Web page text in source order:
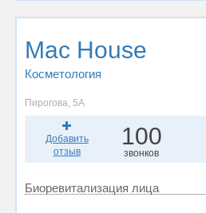
Mac House
Косметология
Пирогова, 5А
Добавить
отзыв
100
звонков
Биоревитализация лица